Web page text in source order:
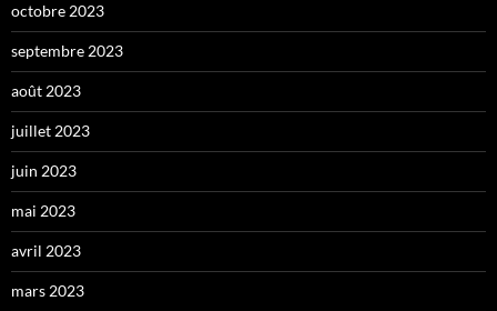
octobre 2023
septembre 2023
août 2023
juillet 2023
juin 2023
mai 2023
avril 2023
mars 2023